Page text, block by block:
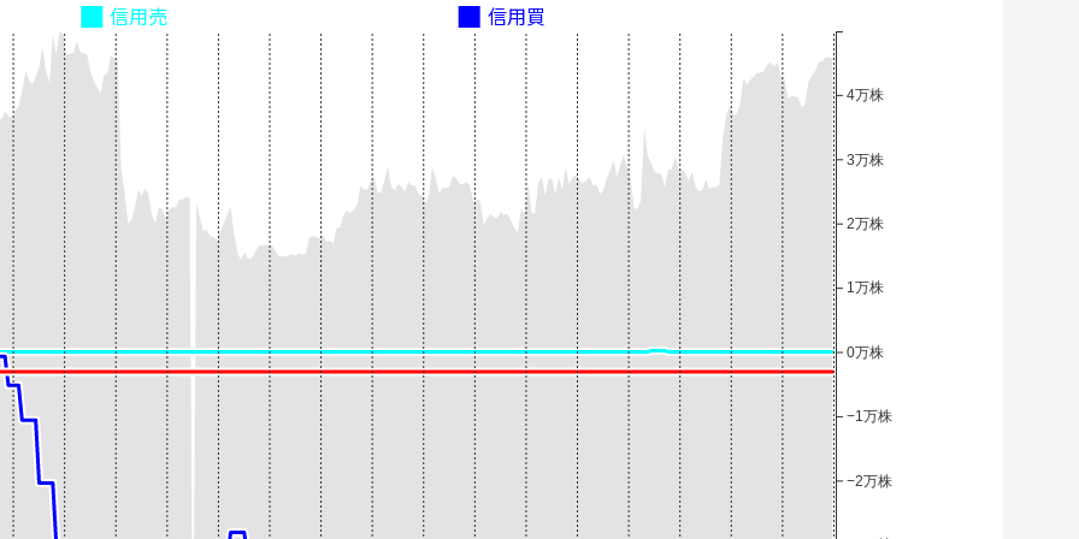
信用売 信用買
−2万株
−1万株
0万株
1万株
2万株
3万株
4万株